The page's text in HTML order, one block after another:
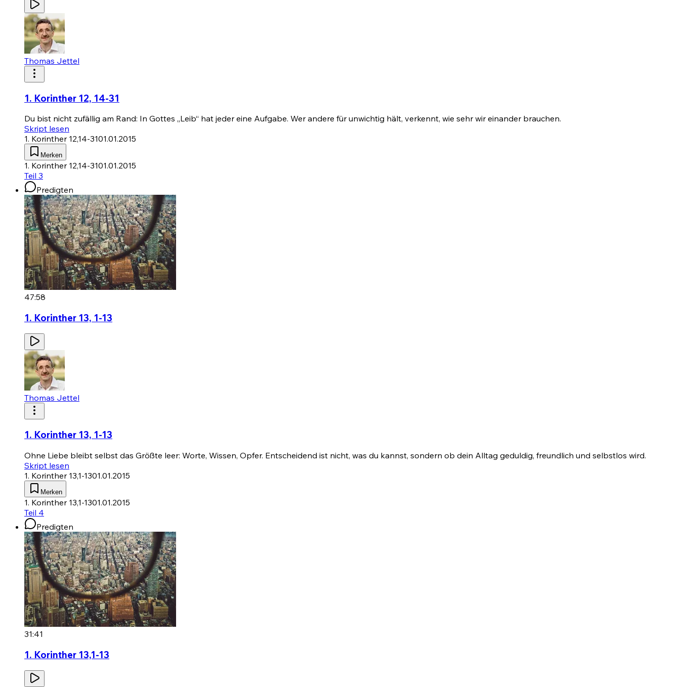
Thomas Jettel
1. Korinther 12, 14-31
Du bist nicht zufällig am Rand: In Gottes „Leib“ hat jeder eine Aufgabe. Wer andere für unwichtig hält, verkennt, wie sehr wir einander brauchen.
Skript lesen
1. Korinther 12,14-3101.01.2015
Merken
1. Korinther 12,14-3101.01.2015
Teil 3
Predigten
47:58
1. Korinther 13, 1-13
Thomas Jettel
1. Korinther 13, 1-13
Ohne Liebe bleibt selbst das Größte leer: Worte, Wissen, Opfer. Entscheidend ist nicht, was du kannst, sondern ob dein Alltag geduldig, freundlich und selbstlos wird.
Skript lesen
1. Korinther 13,1-1301.01.2015
Merken
1. Korinther 13,1-1301.01.2015
Teil 4
Predigten
31:41
1. Korinther 13,1-13